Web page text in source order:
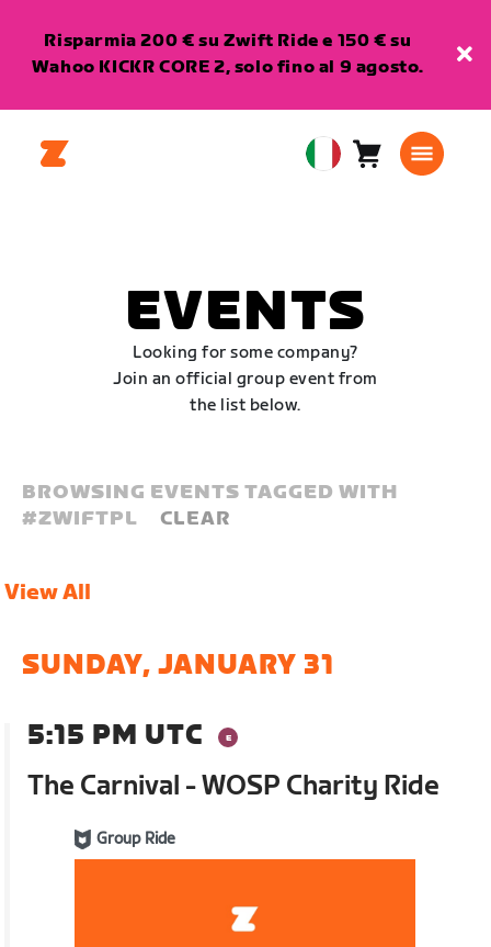
Risparmia 200 € su Zwift Ride e 150 € su
Wahoo KICKR CORE 2, solo fino al 9 agosto.
EuropeanCarrello0
EVENTS
Looking for some company?
Join an official group event from
the list below.
BROWSING EVENTS TAGGED WITH
#ZWIFTPL CLEAR
View All
SUNDAY, JANUARY 31
5:15 PM UTC
The Carnival - WOSP Charity Ride
Group Ride